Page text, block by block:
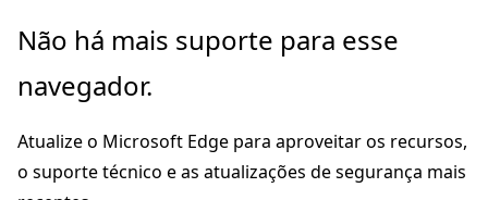
Pular
o
principal
Não há mais suporte para esse
navegador.
Atualize o Microsoft Edge para aproveitar os recursos,
o suporte técnico e as atualizações de segurança mais